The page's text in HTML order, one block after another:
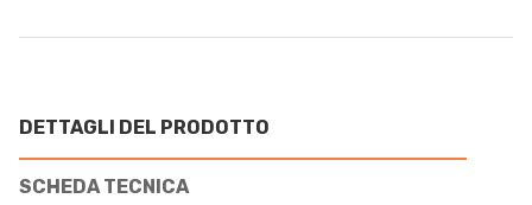
DETTAGLI DEL PRODOTTO
SCHEDA TECNICA